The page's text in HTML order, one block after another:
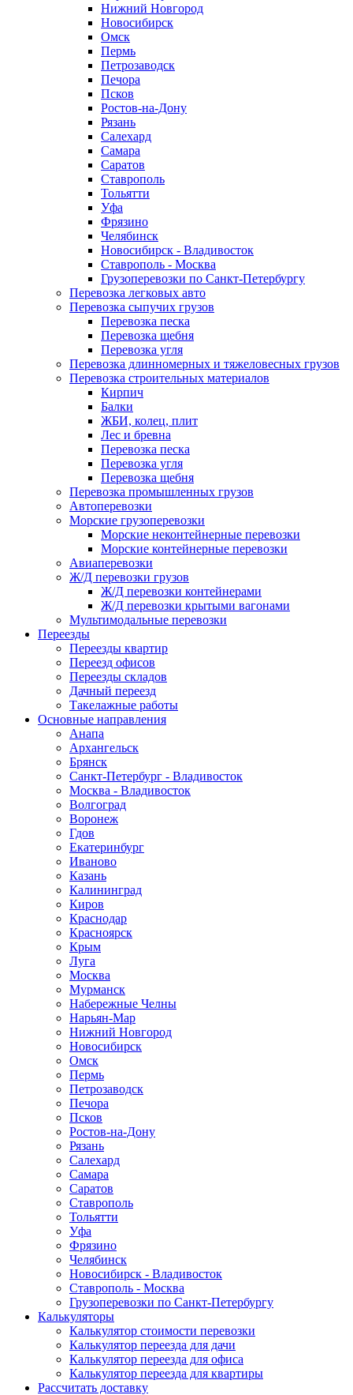
Нижний Новгород
Новосибирск
Омск
Пермь
Петрозаводск
Печора
Псков
Ростов-на-Дону
Рязань
Салехард
Самара
Саратов
Ставрополь
Тольятти
Уфа
Фрязино
Челябинск
Новосибирск - Владивосток
Ставрополь - Москва
Грузоперевозки по Санкт-Петербургу
Перевозка легковых авто
Перевозка сыпучих грузов
Перевозка песка
Перевозка щебня
Перевозка угля
Перевозка длинномерных и тяжеловесных грузов
Перевозка строительных материалов
Кирпич
Балки
ЖБИ, колец, плит
Лес и бревна
Перевозка песка
Перевозка угля
Перевозка щебня
Перевозка промышленных грузов
Автоперевозки
Морские грузоперевозки
Морские неконтейнерные перевозки
Морские контейнерные перевозки
Авиаперевозки
Ж/Д перевозки грузов
Ж/Д перевозки контейнерами
Ж/Д перевозки крытыми вагонами
Мультимодальные перевозки
Переезды
Переезды квартир
Переезд офисов
Переезды складов
Дачный переезд
Такелажные работы
Основные направления
Анапа
Архангельск
Брянск
Санкт-Петербург - Владивосток
Москва - Владивосток
Волгоград
Воронеж
Гдов
Екатеринбург
Иваново
Казань
Калининград
Киров
Краснодар
Красноярск
Крым
Луга
Москва
Мурманск
Набережные Челны
Нарьян-Мар
Нижний Новгород
Новосибирск
Омск
Пермь
Петрозаводск
Печора
Псков
Ростов-на-Дону
Рязань
Салехард
Самара
Саратов
Ставрополь
Тольятти
Уфа
Фрязино
Челябинск
Новосибирск - Владивосток
Ставрополь - Москва
Грузоперевозки по Санкт-Петербургу
Калькуляторы
Калькулятор стоимости перевозки
Калькулятор переезда для дачи
Калькулятор переезда для офиса
Калькулятор переезда для квартиры
Рассчитать доставку